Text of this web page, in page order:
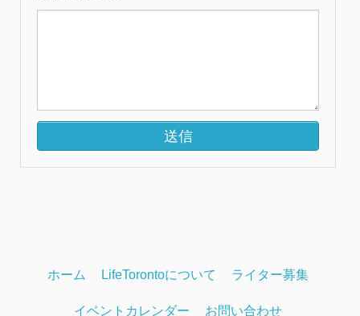
ホーム LifeTorontoについて ライター募集
イベントカレンダー お問い合わせ